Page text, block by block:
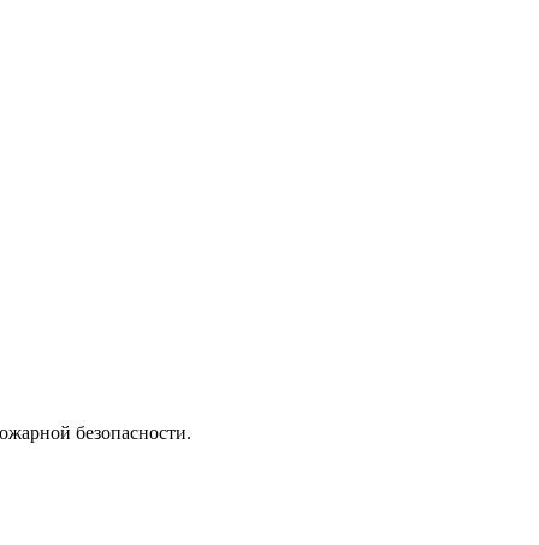
безопасности.